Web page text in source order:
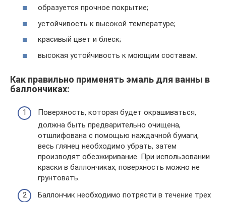
образуется прочное покрытие;
устойчивость к высокой температуре;
красивый цвет и блеск;
высокая устойчивость к моющим составам.
Как правильно применять эмаль для ванны в
баллончиках:
Поверхность, которая будет окрашиваться,
должна быть предварительно очищена,
отшлифована с помощью наждачной бумаги,
весь глянец необходимо убрать, затем
производят обезжиривание. При использовании
краски в баллончиках, поверхность можно не
грунтовать.
Баллончик необходимо потрясти в течение трех